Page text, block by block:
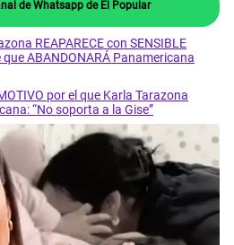
de Whatsapp de El Popular
REAPARECE con SENSIBLE
ABANDONARÁ Panamericana
por el que Karla Tarazona
“No soporta a la Gise”